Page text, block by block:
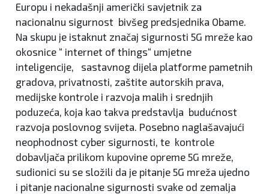
Europu i nekadašnji američki savjetnik za
nacionalnu sigurnost bivšeg predsjednika Obame.
Na skupu je istaknut značaj sigurnosti 5G mreže kao
okosnice “ internet of things“ umjetne
inteligencije, sastavnog dijela platforme pametnih
gradova, privatnosti, zaštite autorskih prava,
medijske kontrole i razvoja malih i srednjih
poduzeća, koja kao takva predstavlja budućnost
razvoja poslovnog svijeta. Posebno naglašavajući
neophodnost cyber sigurnosti, te kontrole
dobavljača prilikom kupovine opreme 5G mreže,
sudionici su se složili da je pitanje 5G mreža ujedno
i pitanje nacionalne sigurnosti svake od zemalja